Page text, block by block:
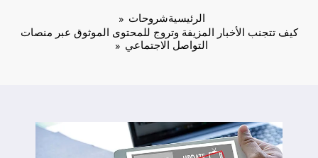
الرئيسيةشروحات
كيف تتجنب الأخبار المزيفة وتروج للمحتوى الموثوق عبر منصات
التواصل الاجتماعي